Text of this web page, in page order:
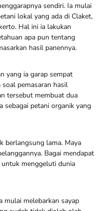
sendiri. Ia mulai
lokal yang ada di Claket,
Hal ini ia lakukan
apa pun tentang
hasil panennya.
yang ia garap sempat
pemasaran hasil
tersebut membuat dua
sebagai petani organik yang
berlangsung lama. Maya
Bagai mendapat
menggeluti dunia
mulai melebarkan sayap